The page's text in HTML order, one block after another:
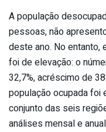
A população
pessoas, não
deste ano. No entanto,
foi de elevação: o
32,7%, acréscimo de
população ocupada foi
conjunto das seis
análises mensal e